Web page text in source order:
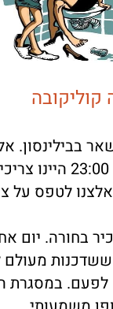
קוליקובה
בבילינסון.
והגברים הורשו
לטפס על
בחורה. יום
במסגרת